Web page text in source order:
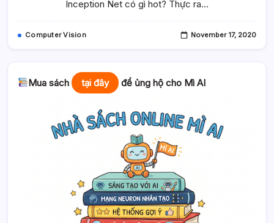
Với
Bài
Loại
Inception Net có gì hot? Thực ra…
Computer Vision November 17, 2020
Mua sách tại đây để ủng hộ cho Mì AI